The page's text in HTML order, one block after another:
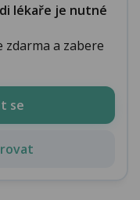
lékaře je nutné
a zabere
se